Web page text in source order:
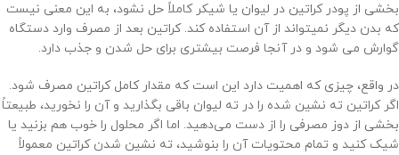
بخشی از پودر کراتین در لیوان یا شیکر کاملاً حل نشود، به این معنی نیست
که بدن دیگر نمیتواند از آن استفاده کند. کراتین بعد از مصرف وارد دستگاه
گوارش می شود و در آنجا فرصت بیشتری برای حل شدن و جذب دارد.
در واقع، چیزی که اهمیت دارد این است که مقدار کامل کراتین مصرف شود.
اگر کراتین ته نشین شده را در ته لیوان باقی بگذارید و آن را نخورید، طبیعتاً
بخشی از دوز مصرفی را از دست می‌دهید. اما اگر محلول را خوب هم بزنید یا
شیک کنید و تمام محتویات آن را بنوشید، ته نشین شدن کراتین معمولاً